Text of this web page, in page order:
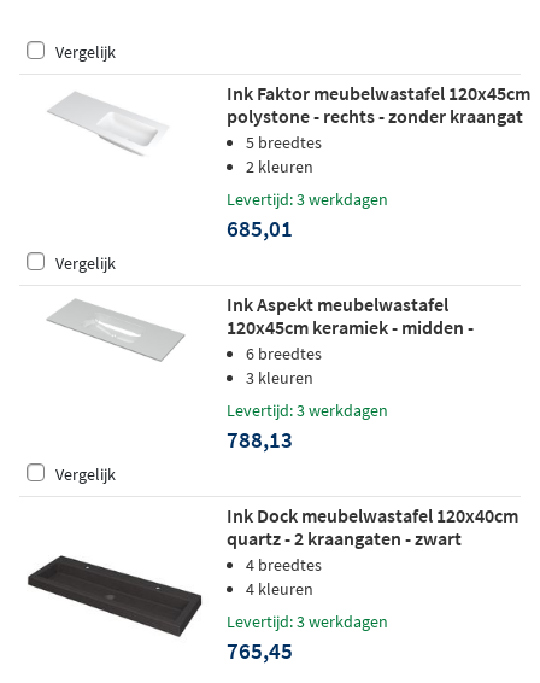
Vergelijk
Ink Faktor meubelwastafel 120x45cm
polystone - rechts - zonder kraangat
- mat wit
5 breedtes
2 kleuren
Levertijd: 3 werkdagen
685,01
Vergelijk
Ink Aspekt meubelwastafel
120x45cm keramiek - midden -
zonder kraangat - glans wit
6 breedtes
3 kleuren
Levertijd: 3 werkdagen
788,13
Vergelijk
Ink Dock meubelwastafel 120x40cm
quartz - 2 kraangaten - zwart
4 breedtes
4 kleuren
Levertijd: 3 werkdagen
765,45